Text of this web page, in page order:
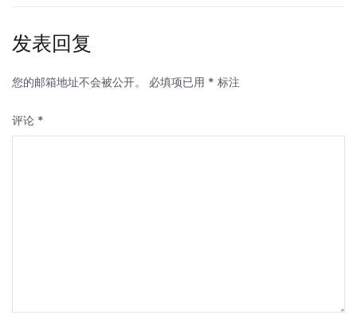
发表回复
您的邮箱地址不会被公开。 必填项已用 * 标注
评论 *